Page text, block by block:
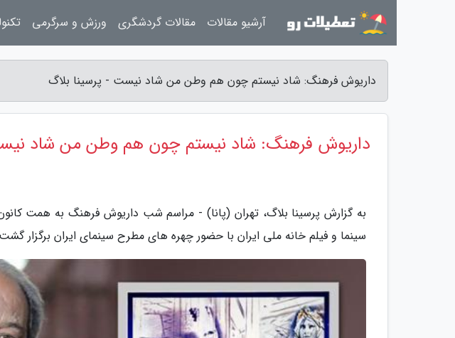
داریوش فرهنگ: شاد نیستم چون هم وطن من شاد نیست - پرسینا بلاگ
داریوش فرهنگ: شاد نیستم چون هم وطن من شاد
به گزارش پرسینا بلاگ، تهران (پانا) - مراسم شب داریوش فرهنگ به همت کانون
سینما و فیلم خانه ملی ایران با حضور چهره های مطرح سینمای ایران برگزار
آرشیو مقالات مقالات گردشگری ورزش و سرگرمی